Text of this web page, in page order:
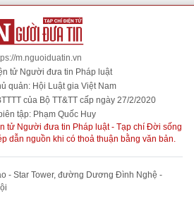
m.nguoiduatin.vn
tử Người đưa tin Pháp luật
quản: Hội Luật gia Việt Nam
của Bộ TT&TT cấp ngày 27/2/2020
tập: Phạm Quốc Huy
tử Người đưa tin Pháp luật - Tạp chí Đời sống
dẫn nguồn khi có thoả thuận bằng văn bản.
- Star Tower, đường Dương Đình Nghệ -